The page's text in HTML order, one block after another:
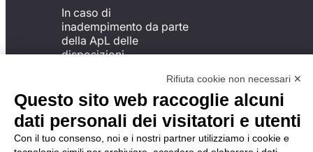
In caso di
inadempimento da parte
della ApL delle
disposizioni
possibile presentare un
reclamo
all’Organismo di
Monitoraggio utilizzando
una delle modalità
Rifiuta cookie non necessari ✕
Questo sito web raccoglie alcuni
dati personali dei visitatori e utenti
Con il tuo consenso, noi e i nostri partner utilizziamo i cookie e